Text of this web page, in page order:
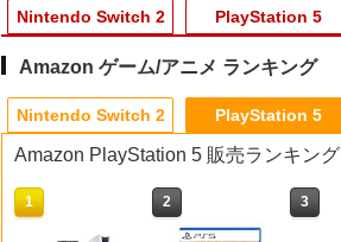
Nintendo Switch 2
1 2
PlayStation 5
1 2
1 2
1 2
Amazon ゲーム/アニメ ランキング
Nintendo Switch 2
1 2 3
PlayStation 5
Amazon PlayStation 5 販売ランキング
1 2 3